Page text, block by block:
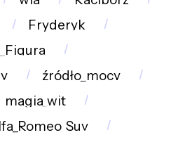
Fryderyk
źródło_mocy
magia_wit